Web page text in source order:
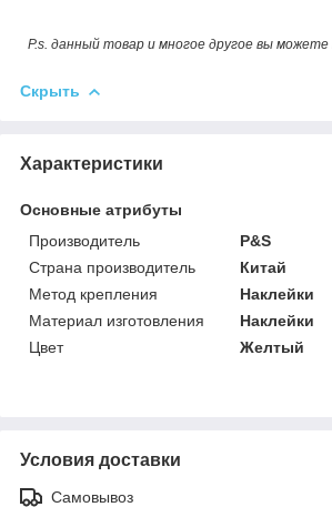
P.s. данный товар и многое другое вы
Скрыть
Характеристики
Основные атрибуты
Производитель
P&S
Страна производитель
Китай
Метод крепления
Наклейки
Материал изготовления
Наклейки
Цвет
Желтый
Условия доставки
Самовывоз